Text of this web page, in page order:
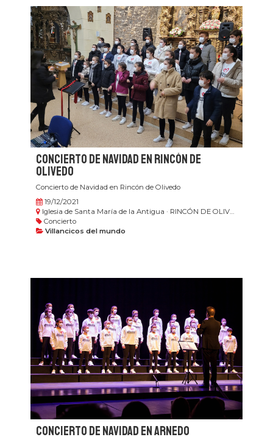
Concierto de Navidad en Rincón de
Olivedo
Concierto de Navidad en Rincón de Olivedo
19/12/2021
Iglesia de Santa María de la Antigua · RINCÓN DE OLIVEDO
Concierto
Villancicos del mundo
Concierto de Navidad en Arnedo